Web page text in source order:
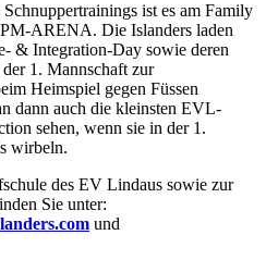
ist es am Family
ARENA. Die Islanders laden
& Integration-Day sowie deren
1. Mannschaft zur
Heimspiel gegen Füssen
dann auch die kleinsten EVL-
sehen, wenn sie in der 1.
wirbeln.
des EV Lindaus sowie zur
Sie unter:
und